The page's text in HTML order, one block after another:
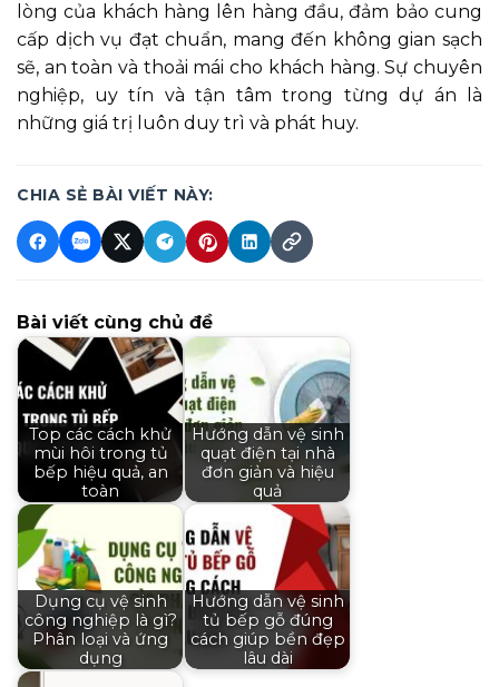
lòng của khách hàng lên hàng đầu, đảm bảo cung
cấp dịch vụ đạt chuẩn, mang đến không gian sạch
sẽ, an toàn và thoải mái cho khách hàng. Sự chuyên
nghiệp, uy tín và tận tâm trong từng dự án là
những giá trị luôn duy trì và phát huy.
CHIA SẺ BÀI VIẾT NÀY:
Bài viết cùng chủ đề
Top các cách khử
mùi hôi trong tủ
bếp hiệu quả, an
toàn
Hướng dẫn vệ sinh
quạt điện tại nhà
đơn giản và hiệu
quả
Dụng cụ vệ sinh
công nghiệp là gì?
Phân loại và ứng
dụng
Hướng dẫn vệ sinh
tủ bếp gỗ đúng
cách giúp bền đẹp
lâu dài